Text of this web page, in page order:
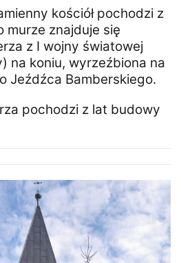
kościół pochodzi z
murze znajduje się
z I wojny światowej
na koniu, wyrzeźbiona na
Jeźdźca Bamberskiego.
pochodzi z lat budowy